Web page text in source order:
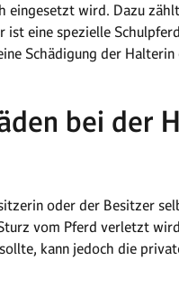
eingesetzt wird. Dazu
ist eine spezielle
Schädigung der
bei der
oder der Besitzer
vom Pferd verletzt
kann jedoch die